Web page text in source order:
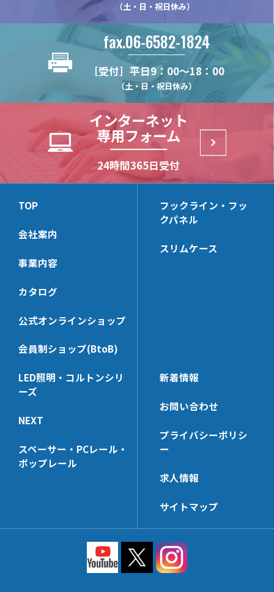
TL24T
RXA
RF
RXBE
RXB
M20VS
M20VK
NS
RXGE
LED照明【DC12V】シリー
ズ ※現在取り扱いしてお
電源レール【AC100V】
NXLCE-FV / FVM
NXLCB-FV
NXLCE
NXLCE-V
NXLCB
電源レール【DC24V】 LED光る棚
DA8
DA5N
【AC100V】器具
LED光る棚シリーズ
【DC24V】器具
NXC248
NXC24
LED光る棚シリーズ
【DC12V】器具
コルトンプレート
ECPL
システム什器用サインパネ
LTS24
卓上用サイン
LSP24
LSPS24
サイン
LEDコルトンパネル
CPN934
CBS60
ザ・フレーム
（土・日・祝日休み）
fax.06-6582-1824
［受付］平日9：00～18：00
（土・日・祝日休み）
インターネット
専用フォーム
24時間365日受付
TOP
会社案内
事業内容
カタログ
公式オンラインショップ
会員制ショップ(BtoB)
フックライン・フッ
クパネル
スリムケース
LED照明・コルトンシリ
ーズ
NEXT
スペーサー・PCレール・
ポップレール
新着情報
お問い合わせ
プライバシーポリシ
ー
求人情報
サイトマップ